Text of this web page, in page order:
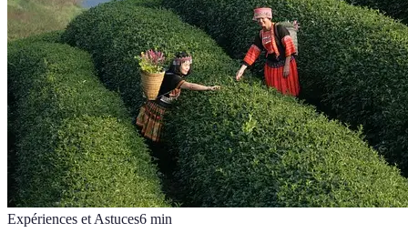
Expériences et Astuces6 min